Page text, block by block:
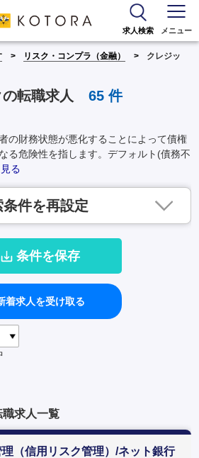
求人検索 メニュー
リスク・コンプラ（金融）
クレジッ
転職求人 65件
の財務状態が悪化することによって債権
る危険性を指します。デフォルト(債務不
る
条件を再設定
条件を保存
着求人を受け取る
求人一覧
理（信用リスク管理）/ネット銀行